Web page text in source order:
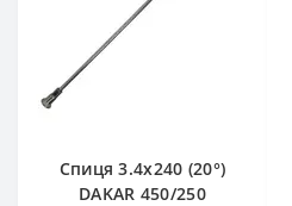
Спиця 3.4х240 (20°)
DAKAR 450/250